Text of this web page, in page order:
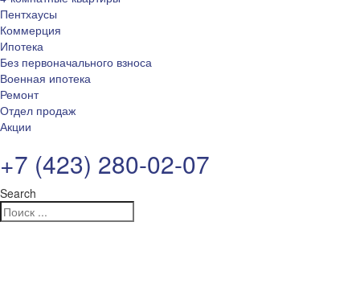
Пентхаусы
Коммерция
Ипотека
Без первоначального взноса
Военная ипотека
Ремонт
Отдел продаж
Акции
+7 (423) 280-02-07
Search